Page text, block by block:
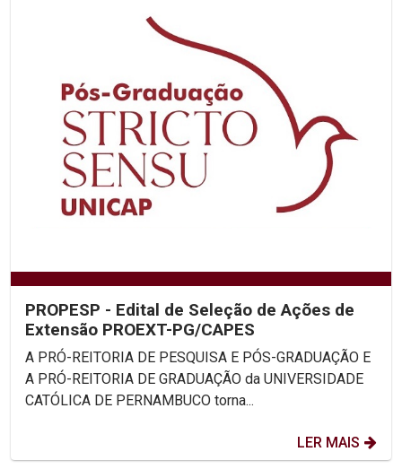
PROPESP - Edital de Seleção de Ações de
Extensão PROEXT-PG/CAPES
A PRÓ-REITORIA DE PESQUISA E PÓS-GRADUAÇÃO E
A PRÓ-REITORIA DE GRADUAÇÃO da UNIVERSIDADE
CATÓLICA DE PERNAMBUCO torna...
LER MAIS